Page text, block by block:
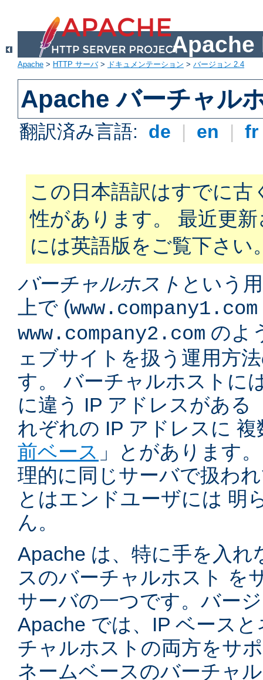
Apache
Apache > HTTP サーバ> ドキュメンテーション > バージョン 2.4
Apache バーチャル
翻訳済み言語: de | en |
この日本語訳はすでに古
性があります。 最近更
には英語版をご覧下さい
バーチャルホスト という
上で (www.company1.com
www.company2.com のよ
ェブサイトを扱う運用方
す。 バーチャルホストに
に違う IP アドレスがある
れぞれの IP アドレスに
前ベース 」とがあります
理的に同じサーバで扱わ
とはエンドユーザには 明
ん。
Apache は、特に手を入れ
スのバーチャルホスト を
サーバの一つです。バー
Apache では、IP ベース
チャルホストの両方をサ
ネームベースのバーチャ